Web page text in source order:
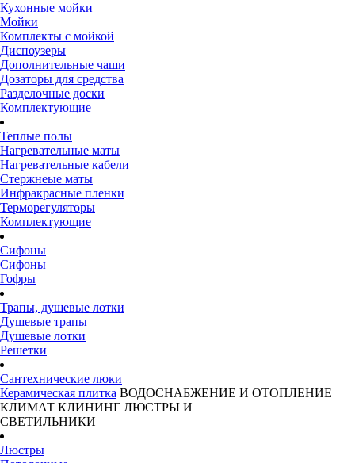
Кухонные мойки
Мойки
Комплекты с мойкой
Диспоузеры
Дополнительные чаши
Дозаторы для средства
Разделочные доски
Комплектующие
Теплые полы
Нагревательные маты
Нагревательные кабели
Стержнеые маты
Инфракрасные пленки
Терморегуляторы
Комплектующие
Сифоны
Сифоны
Гофры
Трапы, душевые лотки
Душевые трапы
Душевые лотки
Решетки
Сантехнические люки
Керамическая плитка ВОДОСНАБЖЕНИЕ И ОТОПЛЕНИЕ
КЛИМАТ КЛИНИНГ ЛЮСТРЫ И
СВЕТИЛЬНИКИ
Люстры